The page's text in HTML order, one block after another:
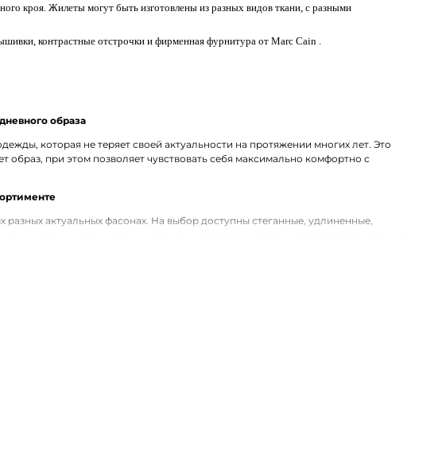
кроя. Жилеты могут быть изготовлены из разных видов ткани, с разными
контрастные отстрочки и фирменная фурнитура от Marc Cain .
образа
которая не теряет своей актуальности на протяжении многих лет. Это
при этом позволяет чувствовать себя максимально комфортно с
актуальных фасонах. На выбор доступны стеганные, удлиненные,